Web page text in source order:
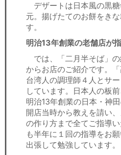
デザートは日本風の黒
元。揚げたてのお餅をき
す。
明治13年創業の老舗店が
では、「二月半そば」
からお店のご紹介です。「
台湾人の調理師４人とサ
しています。日本人の板
明治13年創業の日本・神
開店当時から教えを請い
の作り方まで全てご指導
も半年に１回の指導をお
出張して勉強しています。